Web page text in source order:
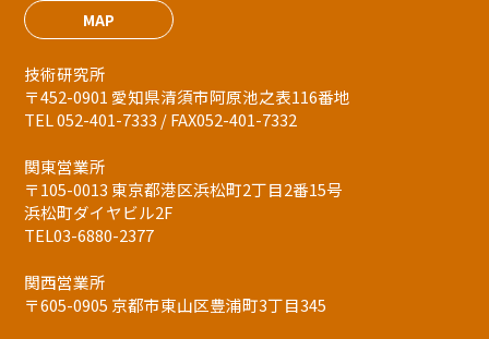
MAP
技術研究所
〒452-0901 愛知県清須市阿原池之表116番地
TEL 052-401-7333 / FAX052-401-7332
関東営業所
〒105-0013 東京都港区浜松町2丁目2番15号
浜松町ダイヤビル2F
TEL03-6880-2377
関西営業所
〒605-0905 京都市東山区豊浦町3丁目345